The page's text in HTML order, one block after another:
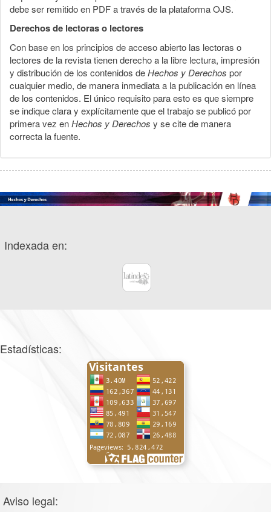
debe ser remitido en PDF a través de la plataforma OJS.
Derechos de lectoras o lectores
Con base en los principios de acceso abierto las lectoras o
lectores de la revista tienen derecho a la libre lectura, impresión
y distribución de los contenidos deHechos y Derechos por
cualquier medio, de manera inmediata a la publicación en línea
de los contenidos. El único requisito para esto es que siempre
se indique clara y explícitamente que el trabajo se publicó por
primera vez enHechos y Derechos y se cite de manera
correcta la fuente.
Indexada en:
Estadísticas:
Aviso legal: